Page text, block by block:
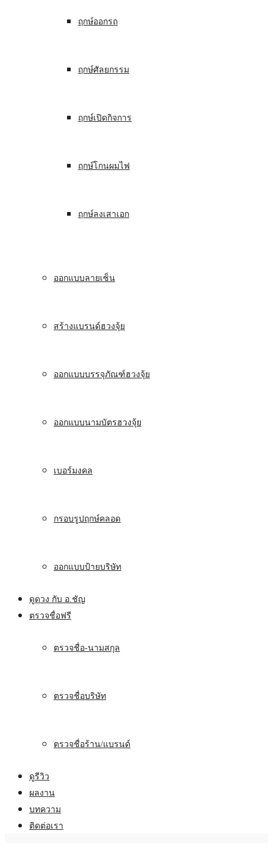
ฤกษ์ออกรถ
ฤกษ์ศัลยกรรม
ฤกษ์เปิดกิจการ
ฤกษ์โกนผมไฟ
ฤกษ์ลงเสาเอก
ออกแบบลายเซ็น
สร้างแบรนด์ฮวงจุ้ย
ออกแบบบรรจุภัณฑ์ฮวงจุ้ย
ออกแบบนามบัตรฮวงจุ้ย
เบอร์มงคล
กรอบรูปฤกษ์คลอด
ออกแบบป้ายบริษัท
ดูดวง กับ อ.ชัญ
ตรวจชื่อฟรี
ตรวจชื่อ-นามสกุล
ตรวจชื่อบริษัท
ตรวจชื่อร้าน/แบรนด์
ดูรีวิว
ผลงาน
บทความ
ติดต่อเรา